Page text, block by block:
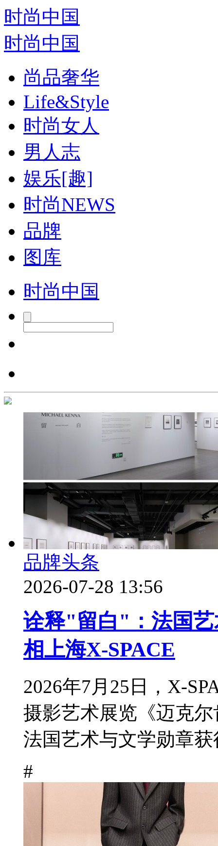
时尚中国
时尚中国
尚品奢华
Life&Style
时尚女人
男人志
娱乐[趣]
时尚NEWS
品牌
图库
时尚中国
品牌头条
2026-07-28 13:56
诠释"留白"：法国艺
相上海X-SPACE
2026年7月25日，X-
摄影艺术展览《迈克
法国艺术与文学勋章获
#